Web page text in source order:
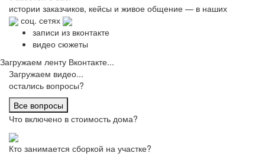
истории заказчиков, кейсы и живое общение — в наших
соц. сетях
записи из вконтакте
видео сюжеты
Загружаем ленту Вконтакте...
Загружаем видео...
остались вопросы?
Все вопросы
Что включено в стоимость дома?
Кто занимается сборкой на участке?